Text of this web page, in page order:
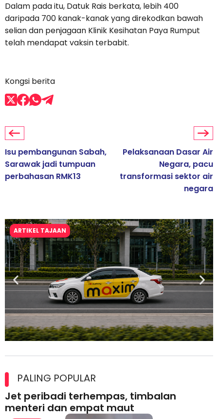
Dalam pada itu, Datuk Rais berkata, lebih 400
daripada 700 kanak-kanak yang direkodkan bawah
selian dan penjagaan Klinik Kesihatan Paya Rumput
telah mendapat vaksin terbabit.
Kongsi berita
Isu pembangunan Sabah,
Sarawak jadi tumpuan
perbahasan RMK13
Pelaksanaan Dasar Air
Negara, pacu
transformasi sektor air
negara
ARTIKEL TAJAAN
lesen separuh pertama 2026
PALING POPULAR
Jet peribadi terhempas, timbalan
menteri dan empat maut